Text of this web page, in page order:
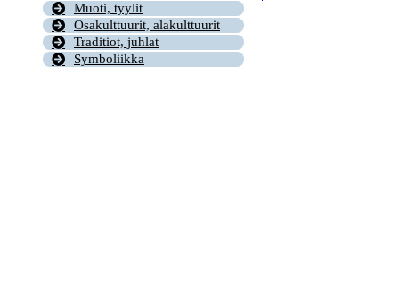
Muoti, tyylit
Osakulttuurit, alakulttuurit
Traditiot, juhlat
Symboliikka